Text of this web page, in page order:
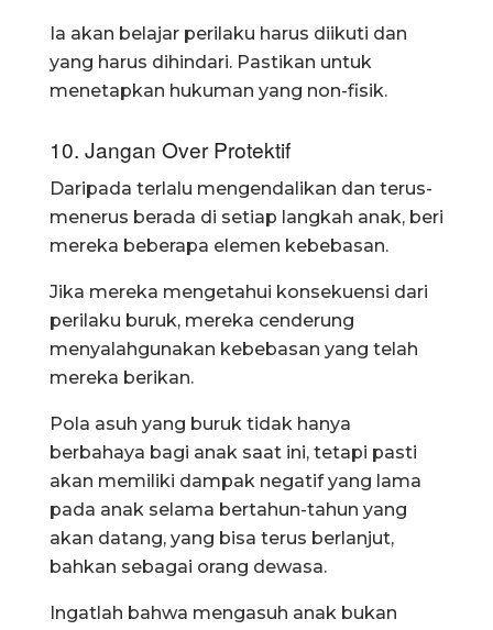
Ia akan belajar perilaku harus diikuti dan
yang harus dihindari. Pastikan untuk
menetapkan hukuman yang non-fisik.
10. Jangan Over Protektif
Daripada terlalu mengendalikan dan terus-
menerus berada di setiap langkah anak, beri
mereka beberapa elemen kebebasan.
Jika mereka mengetahui konsekuensi dari
perilaku buruk, mereka cenderung
menyalahgunakan kebebasan yang telah
mereka berikan.
Pola asuh yang buruk tidak hanya
berbahaya bagi anak saat ini, tetapi pasti
akan memiliki dampak negatif yang lama
pada anak selama bertahun-tahun yang
akan datang, yang bisa terus berlanjut,
bahkan sebagai orang dewasa.
Ingatlah bahwa mengasuh anak bukan